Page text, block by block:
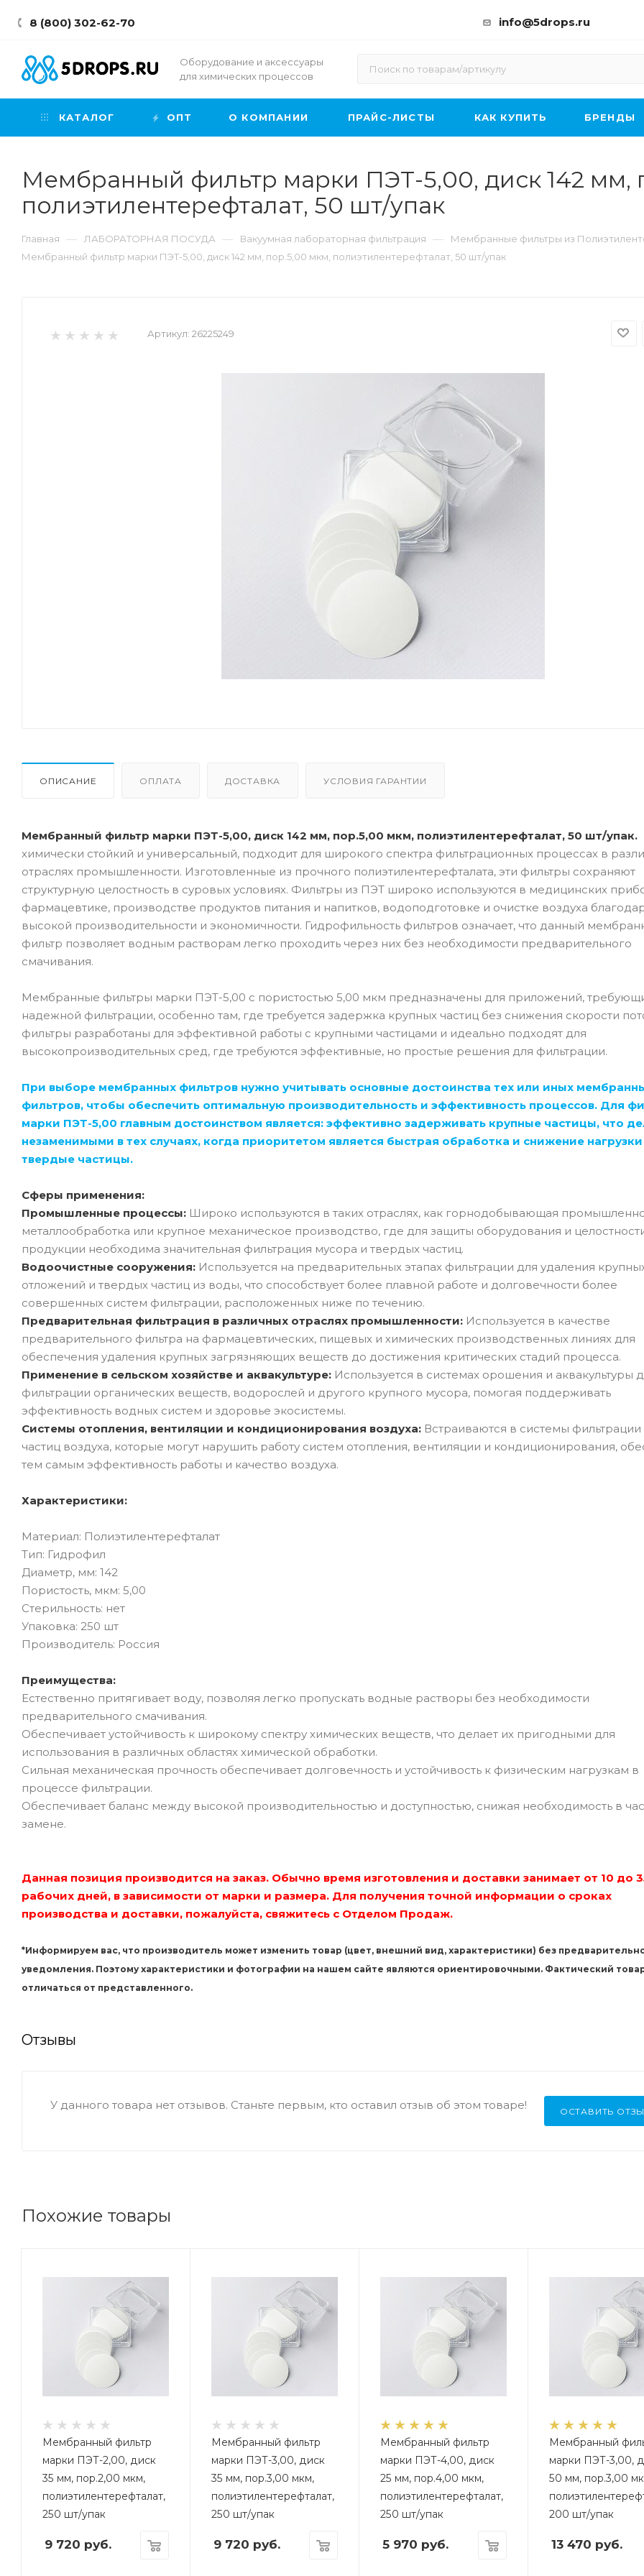
8 (800) 302-62-70 info@5drops.ru
Оборудование и аксессуары
для химических процессов
КАТАЛОГ ОПТ О КОМПАНИИ ПРАЙС-ЛИСТЫ КАК КУПИТЬ БРЕНДЫ
Мембранный фильтр марки ПЭТ-5,00, диск 142 мм,
полиэтилентерефталат, 50 шт/упак
Главная — ЛАБОРАТОРНАЯ ПОСУДА — Вакуумная лабораторная фильтрация — Мембранные фильтры из
Мембранный фильтр марки ПЭТ-5,00, диск 142 мм, пор.5,00 мкм, полиэтилентерефталат, 50 шт/упак
Артикул: 26225249
ОПИСАНИЕ ОПЛАТА ДОСТАВКА УСЛОВИЯ ГАРАНТИИ
Мембранный фильтр марки ПЭТ-5,00, диск 142 мм, пор.5,00 мкм, полиэтилентерефталат, 50 шт/упак.
химически стойкий и универсальный, подходит для широкого спектра фильтрационных процессах в
отраслях промышленности. Изготовленные из прочного полиэтилентерефталата, эти фильтры сохраняют
структурную целостность в суровых условиях. Фильтры из ПЭТ широко используются в медицинских
фармацевтике, производстве продуктов питания и напитков, водоподготовке и очистке воздуха
высокой производительности и экономичности. Гидрофильность фильтров означает, что данный
фильтр позволяет водным растворам легко проходить через них без необходимости предварительного
смачивания.
Мембранные фильтры марки ПЭТ-5,00 с пористостью 5,00 мкм предназначены для приложений,
надежной фильтрации, особенно там, где требуется задержка крупных частиц без снижения скорости
фильтры разработаны для эффективной работы с крупными частицами и идеально подходят для
высокопроизводительных сред, где требуются эффективные, но простые решения для фильтрации.
При выборе мембранных фильтров нужно учитывать основные достоинства тех или иных
фильтров, чтобы обеспечить оптимальную производительность и эффективность процессов. Для
марки ПЭТ-5,00 главным достоинством является: эффективно задерживать крупные частицы, что
незаменимыми в тех случаях, когда приоритетом является быстрая обработка и снижение нагрузки
твердые частицы.
Сферы применения:
Промышленные процессы: Широко используются в таких отраслях, как горнодобывающая
металлообработка или крупное механическое производство, где для защиты оборудования и
продукции необходима значительная фильтрация мусора и твердых частиц.
Водоочистные сооружения: Используется на предварительных этапах фильтрации для удаления
отложений и твердых частиц из воды, что способствует более плавной работе и долговечности более
совершенных систем фильтрации, расположенных ниже по течению.
Предварительная фильтрация в различных отраслях промышленности: Используется в качестве
предварительного фильтра на фармацевтических, пищевых и химических производственных линиях для
обеспечения удаления крупных загрязняющих веществ до достижения критических стадий процесса.
Применение в сельском хозяйстве и аквакультуре: Используется в системах орошения и аквакультуры
фильтрации органических веществ, водорослей и другого крупного мусора, помогая поддерживать
эффективность водных систем и здоровье экосистемы.
Системы отопления, вентиляции и кондиционирования воздуха: Встраиваются в системы
частиц воздуха, которые могут нарушить работу систем отопления, вентиляции и кондиционирования,
тем самым эффективность работы и качество воздуха.
Характеристики:
Материал: Полиэтилентерефталат
Тип: Гидрофил
Диаметр, мм: 142
Пористость, мкм: 5,00
Стерильность: нет
Упаковка: 250 шт
Производитель: Россия
Преимущества:
Естественно притягивает воду, позволяя легко пропускать водные растворы без необходимости
предварительного смачивания.
Обеспечивает устойчивость к широкому спектру химических веществ, что делает их пригодными для
использования в различных областях химической обработки.
Сильная механическая прочность обеспечивает долговечность и устойчивость к физическим нагрузкам в
процессе фильтрации.
Обеспечивает баланс между высокой производительностью и доступностью, снижая необходимость в
замене.
Данная позиция производится на заказ. Обычно время изготовления и доставки занимает от 10 до
рабочих дней, в зависимости от марки и размера. Для получения точной информации о сроках
производства и доставки, пожалуйста, свяжитесь с Отделом Продаж.
*Информируем вас, что производитель может изменить товар (цвет, внешний вид, характеристики) без
уведомления. Поэтому характеристики и фотографии на нашем сайте являются ориентировочными. Фактический
отличаться от представленного.
Отзывы
ОСТАВИТЬ
У данного товара нет отзывов. Станьте первым, кто оставил отзыв об этом товаре!
Похожие товары
Мембранный фильтр
марки ПЭТ-2,00, диск
35 мм, пор.2,00 мкм,
полиэтилентерефталат,
250 шт/упак
9 720 руб.
Мембранный фильтр
марки ПЭТ-3,00, диск
35 мм, пор.3,00 мкм,
полиэтилентерефталат,
250 шт/упак
9 720 руб.
Мембранный фильтр
марки ПЭТ-4,00, диск
25 мм, пор.4,00 мкм,
полиэтилентерефталат,
250 шт/упак
5 970 руб.
Мембранный
марки ПЭТ-3,00,
50 мм, пор.3,00
200 шт/упак
13 470 руб.